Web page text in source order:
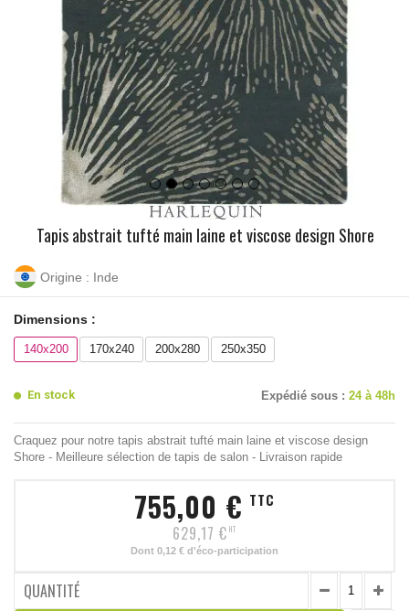
Tapis abstrait tufté main laine et viscose design Shore
Origine : Inde
Dimensions :
140x200 170x240 200x280 250x350
En stock Expédié sous : 24 à 48h
Craquez pour notre tapis abstrait tufté main laine et viscose design
Shore - Meilleure sélection de tapis de salon - Livraison rapide
755,00 € TTC
629,17 € HT
Dont 0,12 € d'éco-participation
QUANTITÉ